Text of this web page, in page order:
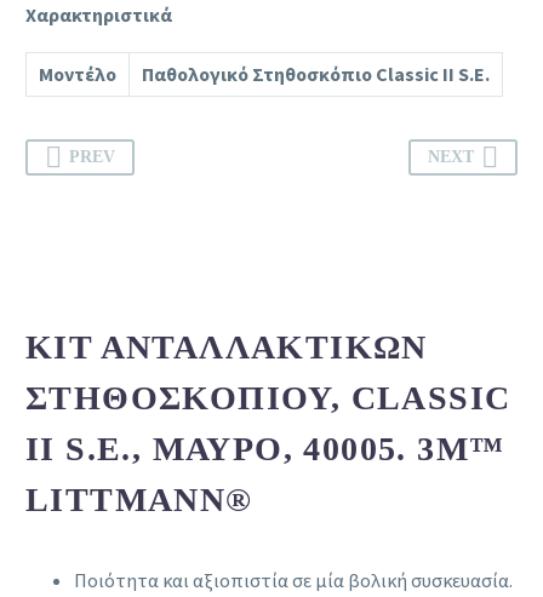
Χαρακτηριστικά
Μοντέλο Παθολογικό Στηθοσκόπιο Classic II S.E.
PREV NEXT
ΚΙΤ ΑΝΤΑΛΛΑΚΤΙΚΏΝ
ΣΤΗΘΟΣΚΟΠΊΟΥ, CLASSIC
II S.E., ΜΑΎΡΟ, 40005. 3M™
LITTMANN®
Ποιότητα και αξιοπιστία σε μία βολική συσκευασία.